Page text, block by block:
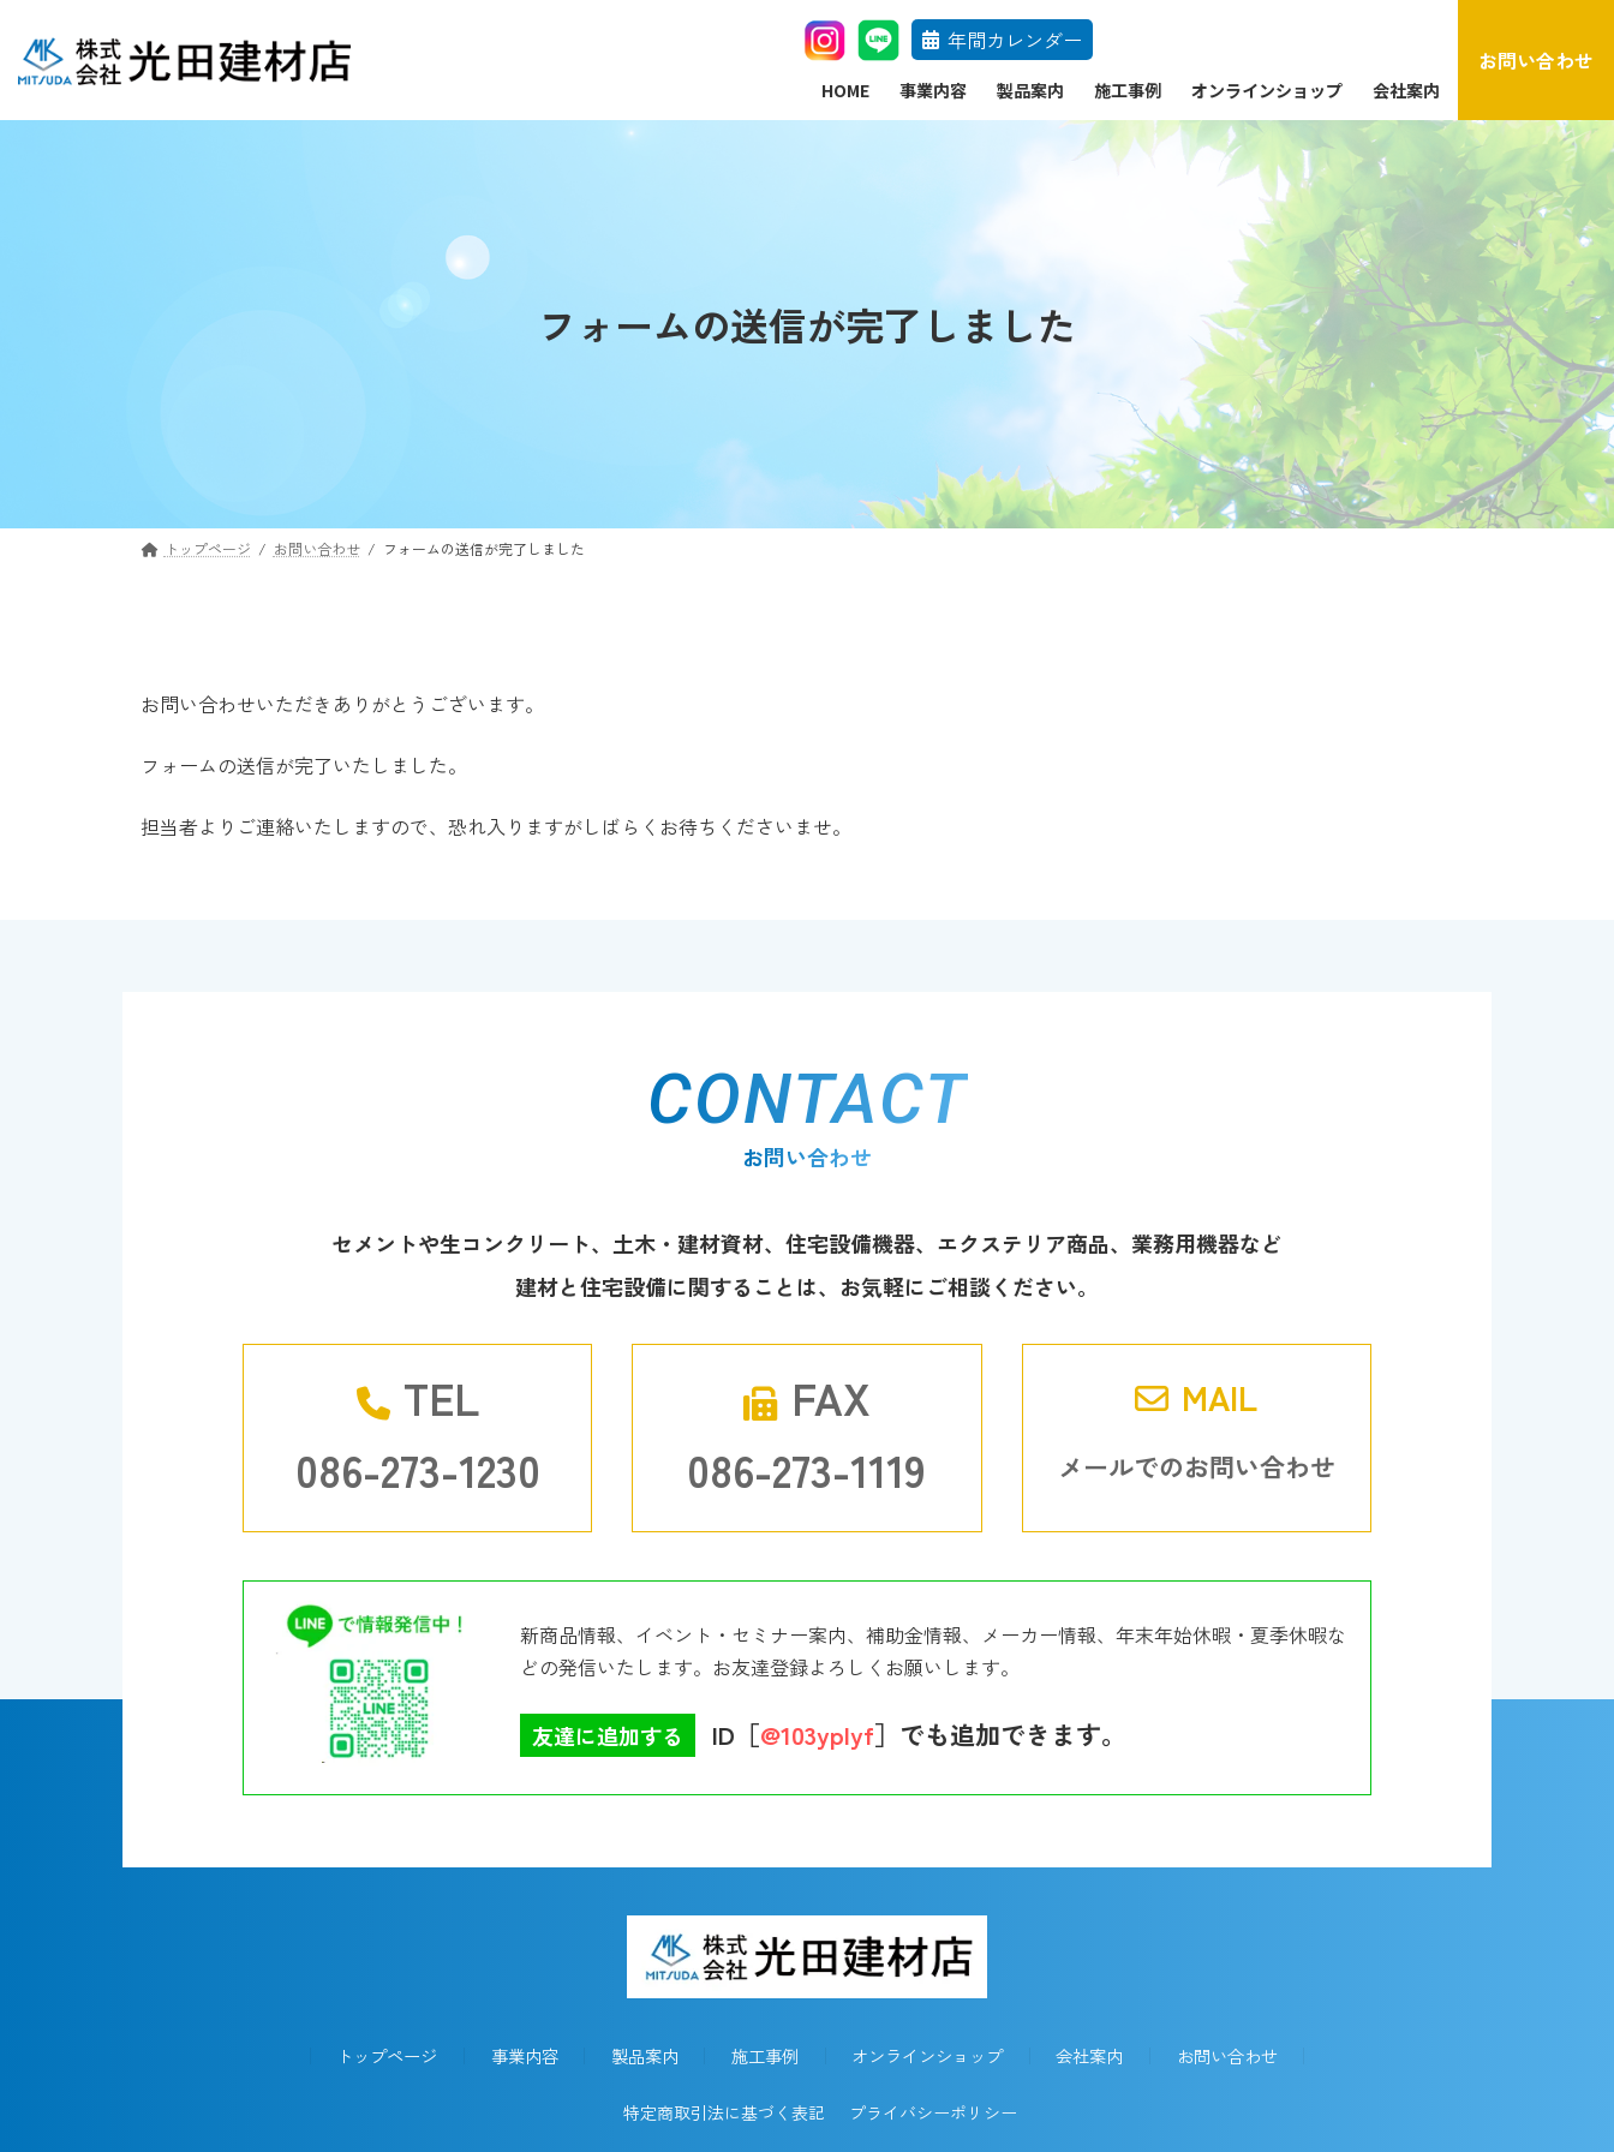
ン
ー
年間カレンダー
HOME 事業内容 製品案内 施工事例 オンラインショップ 会社案内
お問い合わせ
フォームの送信が完了しました
トップページ お問い合わせ フォームの送信が完了しました
お問い合わせいただきありがとうございます。
フォームの送信が完了いたしました。
担当者よりご連絡いたしますので、恐れ入りますがしばらくお待ちくださいませ。
CONTACT
お問い合わせ
セメントや生コンクリート、土木・建材資材、住宅設備機器、エクステリア商品、業務用機器など
建材と住宅設備に関することは、お気軽にご相談ください。
TEL
086-273-1230
FAX
086-273-1119
MAIL
メールでのお問い合わせ
新商品情報、イベント・セミナー案内、補助金情報、メーカー情報、年末年始休暇・夏季休暇な
どの発信いたします。お友達登録よろしくお願いします。
友達に追加する ID［@103yplyf］でも追加できます。
トップページ 事業内容 製品案内 施工事例 オンラインショップ 会社案内 お問い合わせ
特定商取引法に基づく表記 プライバシーポリシー